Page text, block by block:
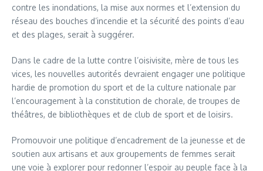
contre les inondations, la mise aux normes et l’extension du
réseau des bouches d’incendie et la sécurité des points d’eau
et des plages, serait à suggérer.
Dans le cadre de la lutte contre l’oisivisite, mère de tous les
vices, les nouvelles autorités devraient engager une politique
hardie de promotion du sport et de la culture nationale par
l’encouragement à la constitution de chorale, de troupes de
théâtres, de bibliothèques et de club de sport et de loisirs.
Promouvoir une politique d’encadrement de la jeunesse et de
soutien aux artisans et aux groupements de femmes serait
une voie à explorer pour redonner l’espoir au peuple face à la